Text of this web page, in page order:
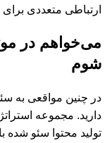
ارتباطی متعددی
می‌خواهم در
شوم
در چنین مواقعی به
دارید. مجموعه
تولید محتوا سئو